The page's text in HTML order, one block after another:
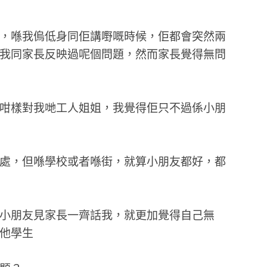
喺我𠌥低身同佢講嘢嘅時候，佢都會突然兩
同家長反映過呢個問題，然而家長覺得無問
樣對我哋工人姐姐，我覺得佢只不過係小朋
，但喺學校或者喺街，就算小朋友都好，都
朋友見家長一齊話我，就更加覺得自己無
學生